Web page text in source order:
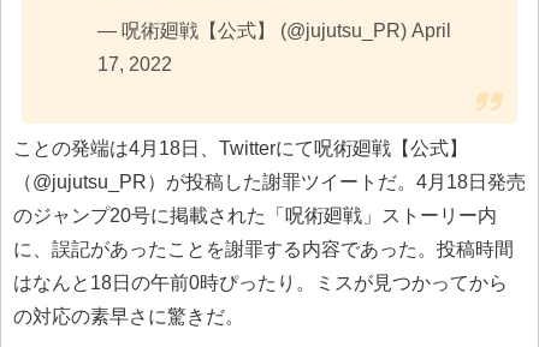
— 呪術廻戦【公式】 (@jujutsu_PR) April
17, 2022
ことの発端は4月18日、Twitterにて呪術廻戦【公式】
（@jujutsu_PR）が投稿した謝罪ツイートだ。4月18日発売
のジャンプ20号に掲載された「呪術廻戦」ストーリー内
に、誤記があったことを謝罪する内容であった。投稿時間
はなんと18日の午前0時ぴったり。ミスが見つかってから
の対応の素早さに驚きだ。